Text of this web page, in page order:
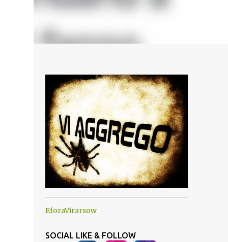
EforaVirarsow
SOCIAL LIKE & FOLLOW